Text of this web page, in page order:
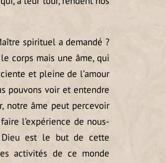
spirituel a demandé ?
corps mais une âme, qui
et pleine de l’amour
pouvons voir et entendre
notre âme peut percevoir
l’expérience de nous-
Dieu est le but de cette
activités de ce monde